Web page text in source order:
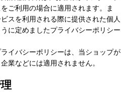
ご利用の場合に適用されます。ま
スを利用される際に提供された個人
に定めましたプライバシーポリシー
イバシーポリシーは、当ショップが
業などには適用されません。